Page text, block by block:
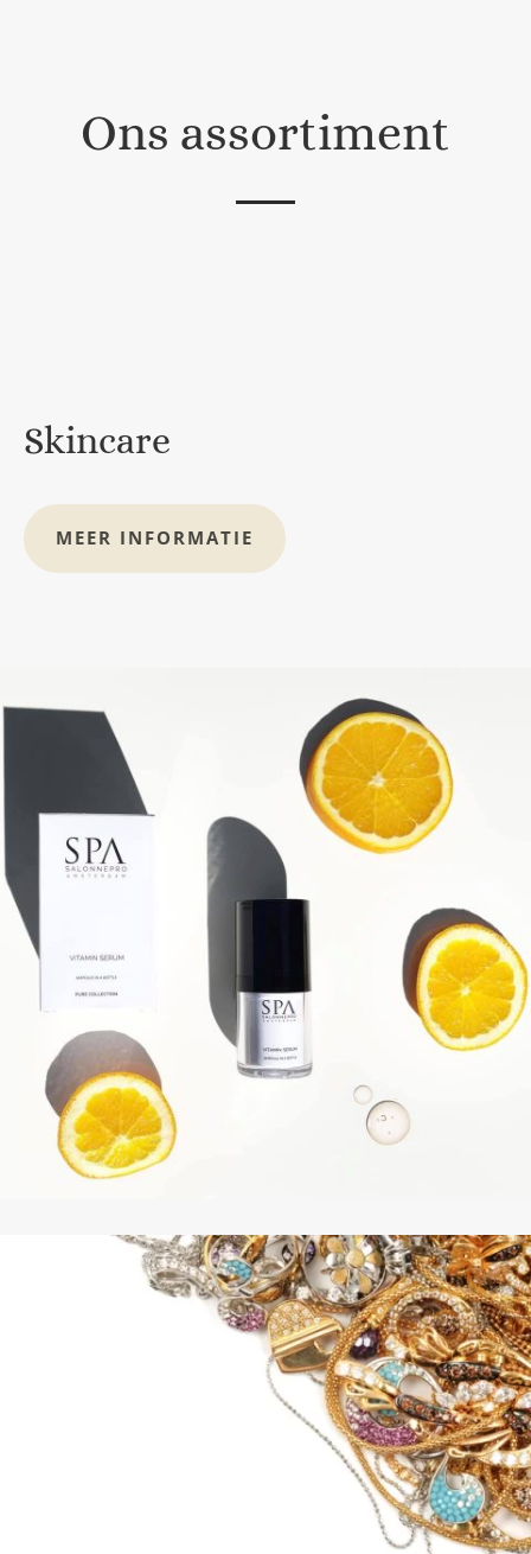
Ons assortiment
Skincare
MEER INFORMATIE